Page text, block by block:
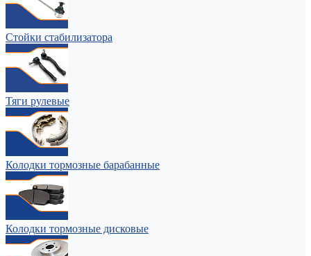
Стойки стабилизатора
Тяги рулевые
Колодки тормозные барабанные
Колодки тормозные дисковые